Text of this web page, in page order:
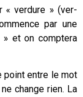
« verdure » (ver-
par une
et on comptera
point entre le mot
change rien. La